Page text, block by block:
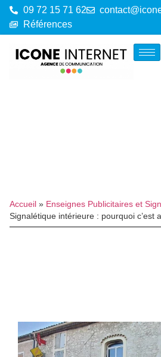
09 72 15 71 62
Références
Accueil » Enseignes Publicitaires et
Signalétique intérieure : pourquoi c’est